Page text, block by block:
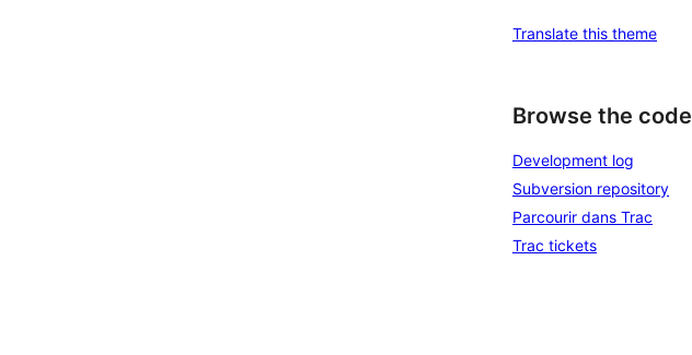
Translate this theme
Browse the code
Development log
Subversion repository
Parcourir dans Trac
Trac tickets